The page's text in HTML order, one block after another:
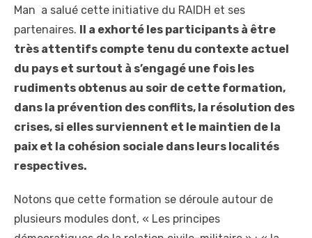
Man a salué cette initiative du RAIDH et ses
partenaires. Il a exhorté les participants à être
très attentifs compte tenu du contexte actuel
du pays et surtout à s’engagé une fois les
rudiments obtenus au soir de cette formation,
dans la prévention des conflits, la résolution des
crises, si elles surviennent et le maintien de la
paix et la cohésion sociale dans leurs localités
respectives.
Notons que cette formation se déroule autour de
plusieurs modules dont, « Les principes